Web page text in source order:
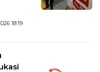
18:19